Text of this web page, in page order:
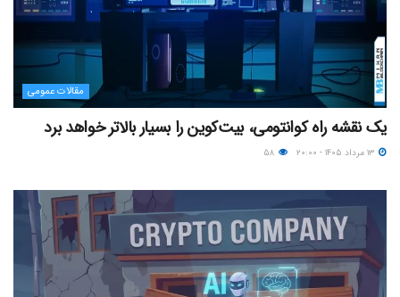
مقالات عمومی
یک نقشه راه کوانتومی، بیت‌کوین را بسیار بالاتر خواهد برد